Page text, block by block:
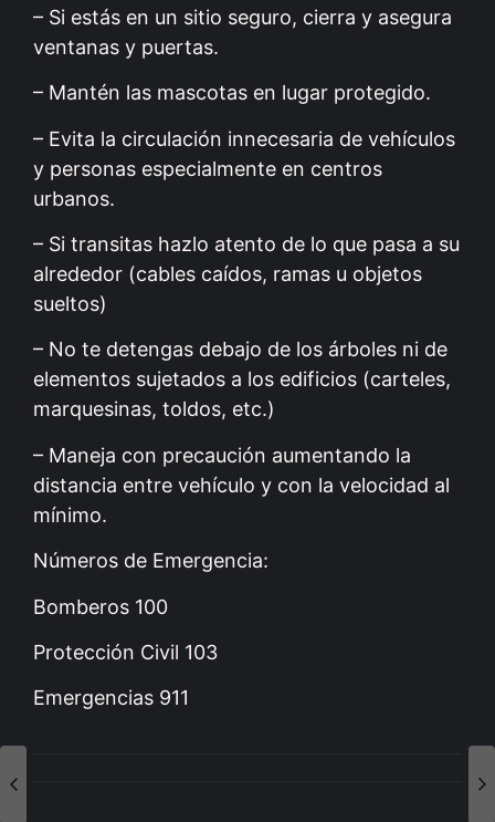
– Si estás en un sitio seguro, cierra y asegura
ventanas y puertas.
– Mantén las mascotas en lugar protegido.
– Evita la circulación innecesaria de vehículos
y personas especialmente en centros
urbanos.
– Si transitas hazlo atento de lo que pasa a su
alrededor (cables caídos, ramas u objetos
sueltos)
– No te detengas debajo de los árboles ni de
elementos sujetados a los edificios (carteles,
marquesinas, toldos, etc.)
– Maneja con precaución aumentando la
distancia entre vehículo y con la velocidad al
mínimo.
Números de Emergencia:
Bomberos 100
Protección Civil 103
Emergencias 911